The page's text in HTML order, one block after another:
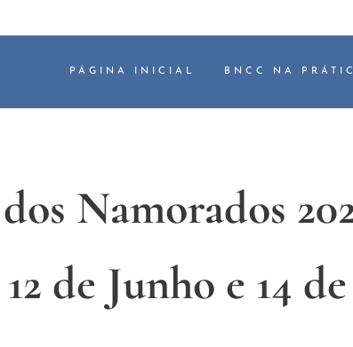
PÁGINA INICIAL BNCC NA
Namorados
12 de Junho e 14